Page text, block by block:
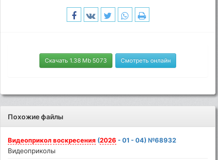
Скачать 1.38 Mb 5073 Смотреть онлайн
Похожие файлы
Видеоприкол воскресения (2026 - 01 - 04) №68932
Видеоприколы